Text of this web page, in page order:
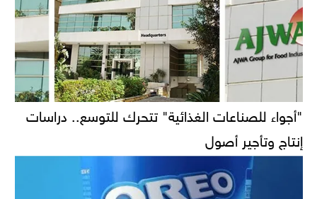
"أجواء للصناعات الغذائية" تتحرك للتوسع.. دراسات
إنتاج وتأجير أصول